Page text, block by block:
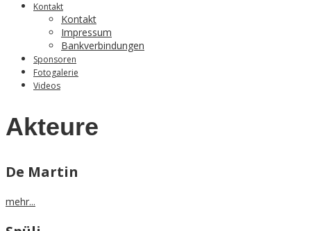
Kontakt
Kontakt
Impressum
Bankverbindungen
Sponsoren
Fotogalerie
Videos
Akteure
De Martin
mehr...